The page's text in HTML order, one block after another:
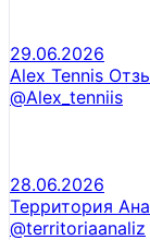
29.06.2026
Alex Tennis
@Alex_tenniis
28.06.2026
Территория
@territoriaanaliz